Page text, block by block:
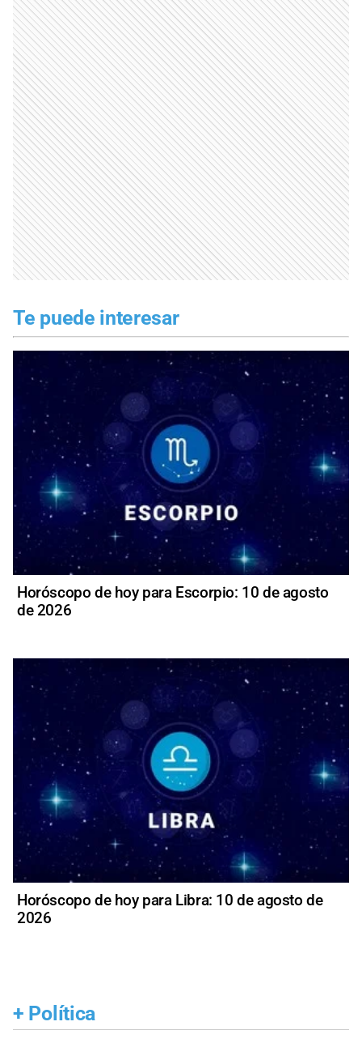
Te puede interesar
Horóscopo de hoy para Escorpio: 10 de agosto
de 2026
Horóscopo de hoy para Libra: 10 de agosto de
2026
+ Política